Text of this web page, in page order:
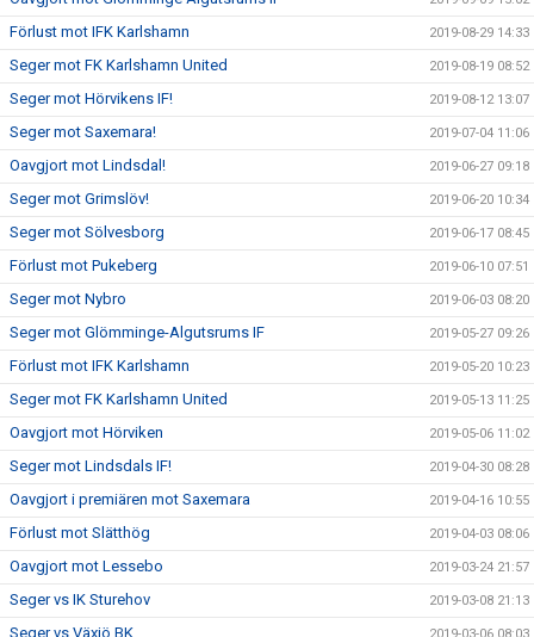
Förlust mot IFK Karlshamn 2019-08-29 14:33
Seger mot FK Karlshamn United 2019-08-19 08:52
Seger mot Hörvikens IF! 2019-08-12 13:07
Seger mot Saxemara! 2019-07-04 11:06
Oavgjort mot Lindsdal! 2019-06-27 09:18
Seger mot Grimslöv! 2019-06-20 10:34
Seger mot Sölvesborg 2019-06-17 08:45
Förlust mot Pukeberg 2019-06-10 07:51
Seger mot Nybro 2019-06-03 08:20
Seger mot Glömminge-Algutsrums IF 2019-05-27 09:26
Förlust mot IFK Karlshamn 2019-05-20 10:23
Seger mot FK Karlshamn United 2019-05-13 11:25
Oavgjort mot Hörviken 2019-05-06 11:02
Seger mot Lindsdals IF! 2019-04-30 08:28
Oavgjort i premiären mot Saxemara 2019-04-16 10:55
Förlust mot Slätthög 2019-04-03 08:06
Oavgjort mot Lessebo 2019-03-24 21:57
Seger vs IK Sturehov 2019-03-08 21:13
Seger vs Växjö BK 2019-03-06 08:03